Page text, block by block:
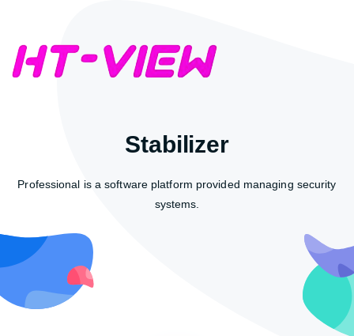
Stabilizer
Professional is a software platform provided managing security
systems.